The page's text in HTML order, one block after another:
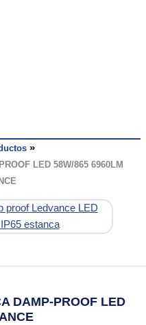
LED 58W/865 6960LM
DAMP-PROOF LED